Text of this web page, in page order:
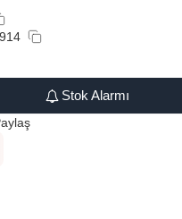
Stok Alarmı